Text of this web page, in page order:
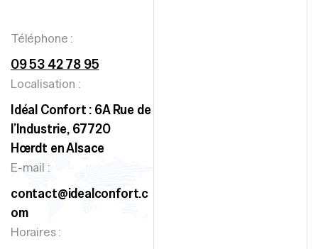
Téléphone :
09 53 42 78 95
Localisation :
Idéal Confort : 6A Rue de
l’Industrie, 67720
Hœrdt en Alsace
E-mail :
contact@idealconfort.c
om
Horaires :